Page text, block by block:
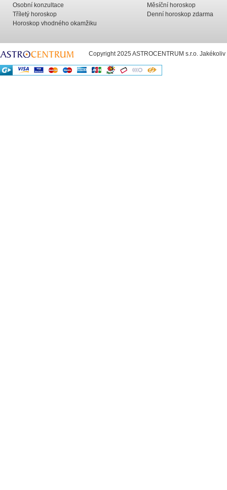
Osobní konzultace
Tříletý horoskop
Horoskop vhodného okamžiku
Měsíční horoskop
Denní horoskop zdarma
Copyright 2025 ASTROCENTRUM s.r.o.